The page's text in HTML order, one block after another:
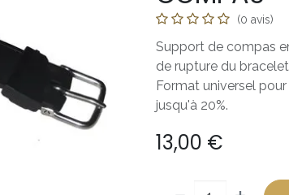
(0 avis)
Support de compas
de rupture du
Format universel
jusqu'à 20%.
13,00 €